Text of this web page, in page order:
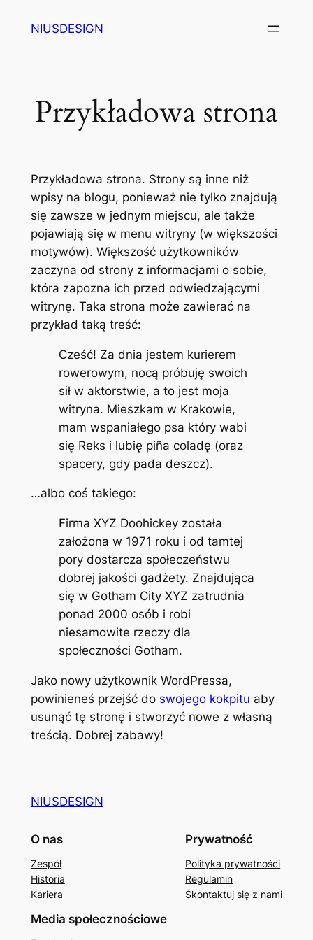
NIUSDESIGN
Przykładowa strona
Przykładowa strona. Strony są inne niż
wpisy na blogu, ponieważ nie tylko znajdują
się zawsze w jednym miejscu, ale także
pojawiają się w menu witryny (w większości
motywów). Większość użytkowników
zaczyna od strony z informacjami o sobie,
która zapozna ich przed odwiedzającymi
witrynę. Taka strona może zawierać na
przykład taką treść:
Cześć! Za dnia jestem kurierem
rowerowym, nocą próbuję swoich
sił w aktorstwie, a to jest moja
witryna. Mieszkam w Krakowie,
mam wspaniałego psa który wabi
się Reks i lubię piña coladę (oraz
spacery, gdy pada deszcz).
…albo coś takiego:
Firma XYZ Doohickey została
założona w 1971 roku i od tamtej
pory dostarcza społeczeństwu
dobrej jakości gadżety. Znajdująca
się w Gotham City XYZ zatrudnia
ponad 2000 osób i robi
niesamowite rzeczy dla
społeczności Gotham.
Jako nowy użytkownik WordPressa,
powinieneś przejść do swojego kokpitu aby
usunąć tę stronę i stworzyć nowe z własną
treścią. Dobrej zabawy!
NIUSDESIGN
O nas
Zespół
Historia
Kariera
Prywatność
Polityka prywatności
Regulamin
Skontaktuj się z nami
Media społecznościowe